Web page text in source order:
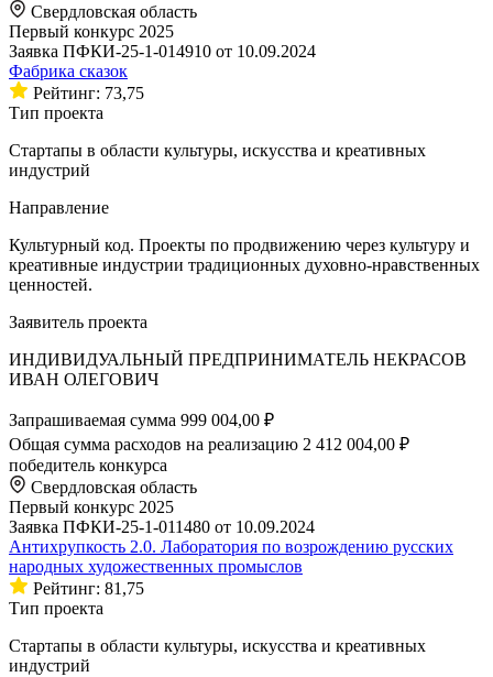
Свердловская область
Первый конкурс 2025
Заявка ПФКИ-25-1-014910 от 10.09.2024
Фабрика сказок
Рейтинг: 73,75
Тип проекта
Стартапы в области культуры, искусства и креативных
индустрий
Направление
Культурный код. Проекты по продвижению через культуру и
креативные индустрии традиционных духовно-нравственных
ценностей.
Заявитель проекта
ИНДИВИДУАЛЬНЫЙ ПРЕДПРИНИМАТЕЛЬ НЕКРАСОВ
ИВАН ОЛЕГОВИЧ
Запрашиваемая сумма 999 004,00 ₽
Общая сумма расходов на реализацию 2 412 004,00 ₽
победитель конкурса
Свердловская область
Первый конкурс 2025
Заявка ПФКИ-25-1-011480 от 10.09.2024
Антихрупкость 2.0. Лаборатория по возрождению русских
народных художественных промыслов
Рейтинг: 81,75
Тип проекта
Стартапы в области культуры, искусства и креативных
индустрий